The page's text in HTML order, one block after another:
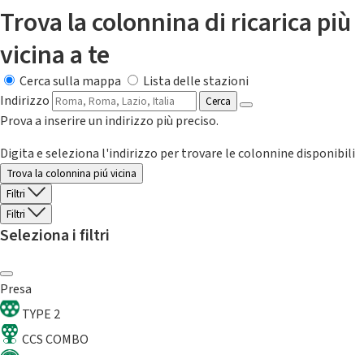
Trova la colonnina di ricarica più
vicina a te
Cerca sulla mappa
Lista delle stazioni
Indirizzo
Cerca
Prova a inserire un indirizzo più preciso.
Digita e seleziona l'indirizzo per trovare le colonnine disponibili
Trova la colonnina piú vicina
Filtri
Filtri
Seleziona i filtri
Presa
TYPE 2
CCS COMBO